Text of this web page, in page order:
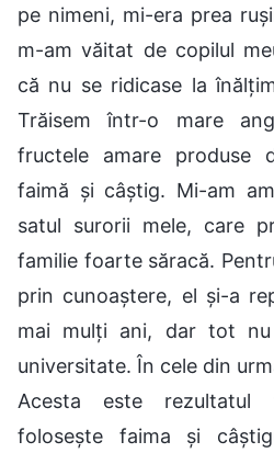
pe nimeni, mi-era prea
m-am văitat de copilul
că nu se ridicase la
Trăisem într-o mare
fructele amare produse
faimă și câștig. Mi-am
satul surorii mele, care
familie foarte săracă.
prin cunoaștere, el și-a
mai mulți ani, dar tot
universitate. În cele din
Acesta este rezultatul
folosește faima și